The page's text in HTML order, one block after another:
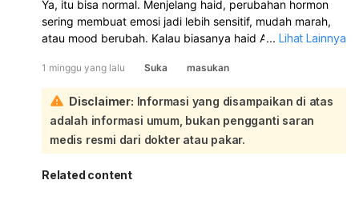
Ya, itu bisa normal. Menjelang haid, perubahan hormon
sering membuat emosi jadi lebih sensitif, mudah marah,
atau mood berubah. Kalau biasanya haid Anda teratur
mendekati tanggalnya, kemungkinan itu masih dalam
batas normal. Siklus haid normal umumnya tiap 23–35
hari. Namun, kalau perubahan emosi sangat berat,
mengganggu aktivitas, atau disertai haid yang sangat
nyeri, perdarahan banyak, atau siklus jadi tidak teratur,
sebaiknya periksa ke dokter.
... Lihat Lainnya
1 minggu yang lalu Suka masukan
Disclaimer: Informasi yang disampaikan di atas
adalah informasi umum, bukan pengganti saran
medis resmi dari dokter atau pakar.
Related content